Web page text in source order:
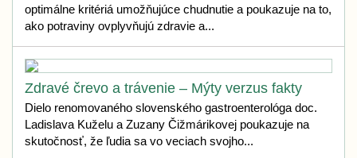
optimálne kritériá umožňujúce chudnutie a poukazuje na to,
ako potraviny ovplyvňujú zdravie a...
Zdravé črevo a trávenie – Mýty verzus fakty
Dielo renomovaného slovenského gastroenterológa doc.
Ladislava Kuželu a Zuzany Čižmárikovej poukazuje na
skutočnosť, že ľudia sa vo veciach svojho...